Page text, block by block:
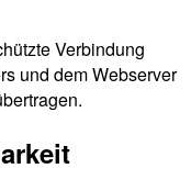
Verbindung
und dem Webserver